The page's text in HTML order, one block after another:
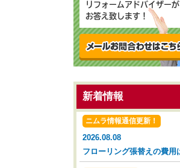
リフォームアドバイザーが
お答え致します！
新着情報
ニムラ情報通信更新！
2026.08.08